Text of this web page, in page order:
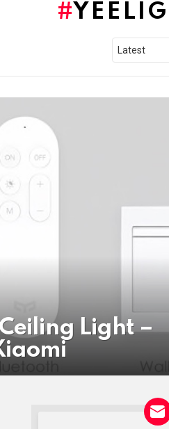
Light –